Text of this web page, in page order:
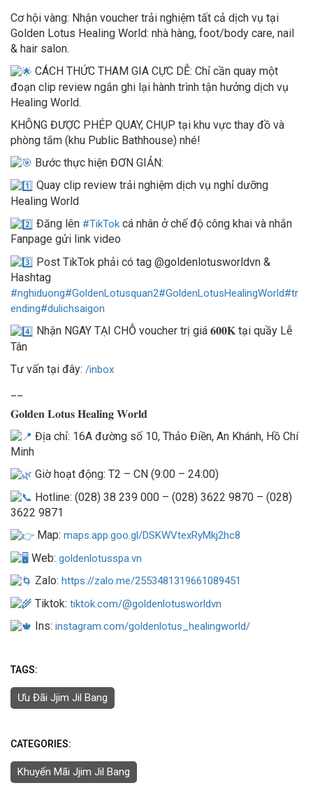
Cơ hội vàng: Nhận voucher trải nghiệm tất cả dịch vụ tại
Golden Lotus Healing World: nhà hàng, foot/body care, nail
& hair salon.
CÁCH THỨC THAM GIA CỰC DỄ: Chỉ cần quay một
đoạn clip review ngắn ghi lại hành trình tận hưởng dịch vụ
Healing World.
KHÔNG ĐƯỢC PHÉP QUAY, CHỤP tại khu vực thay đồ và
phòng tắm (khu Public Bathhouse) nhé!
Bước thực hiện ĐƠN GIẢN:
Quay clip review trải nghiệm dịch vụ nghỉ dưỡng
Healing World
Đăng lên #TikTok cá nhân ở chế độ công khai và nhắn
Fanpage gửi link video
Post TikTok phải có tag @goldenlotusworldvn &
Hashtag
#nghiduong#GoldenLotusquan2#GoldenLotusHealingWorld#tr
ending#dulichsaigon
Nhận NGAY TẠI CHỖ voucher trị giá 𝟔𝟎𝟎𝐊 tại quầy Lễ
Tân
Tư vấn tại đây: /inbox
𝐆𝐨𝐥𝐝𝐞𝐧 𝐋𝐨𝐭𝐮𝐬 𝐇𝐞𝐚𝐥𝐢𝐧𝐠 𝐖𝐨𝐫𝐥𝐝
Địa chỉ: 16A đường số 10, Thảo Điền, An Khánh, Hồ Chí
Minh
Giờ hoạt động: T2 – CN (9:00 – 24:00)
Hotline: (028) 38 239 000 – (028) 3622 9870 – (028)
3622 9871
Map: maps.app.goo.gl/DSKWVtexRyMkj2hc8
Web: goldenlotusspa.vn
Zalo: https://zalo.me/2553481319661089451
Tiktok: tiktok.com/@goldenlotusworldvn
Ins: instagram.com/goldenlotus_healingworld/
TAGS:
Ưu Đãi Jjim Jil Bang
CATEGORIES:
Khuyến Mãi Jjim Jil Bang